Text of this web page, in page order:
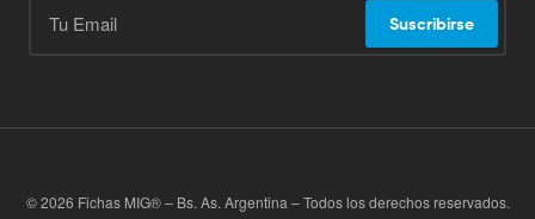
Suscribirse
© 2026 Fichas MIG® – Bs. As. Argentina – Todos los derechos reservados.